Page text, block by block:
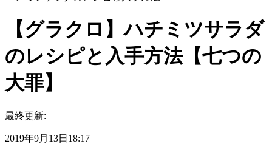
【グラクロ】ハチミツサラダ
のレシピと入手方法【七つの
大罪】
最終更新:
2019年9月13日18:17